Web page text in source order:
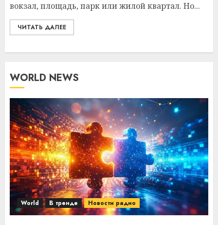
вокзал, площадь, парк или жилой квартал. Но...
ЧИТАТЬ ДАЛЕЕ
WORLD NEWS
World В тренде Новости радио